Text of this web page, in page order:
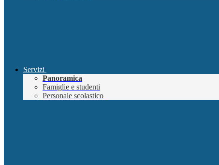
Servizi
Panoramica
Famiglie e studenti
Personale scolastico